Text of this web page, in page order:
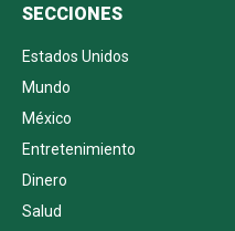
SECCIONES
Estados Unidos
Mundo
México
Entretenimiento
Dinero
Salud